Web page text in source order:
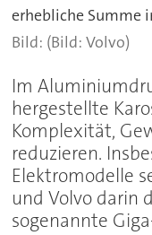
erhebliche Summe
(Bild: Volvo)
Im
hergestellte
Komplexität,
reduzieren.
Elektromodelle
und Volvo darin
sogenannte